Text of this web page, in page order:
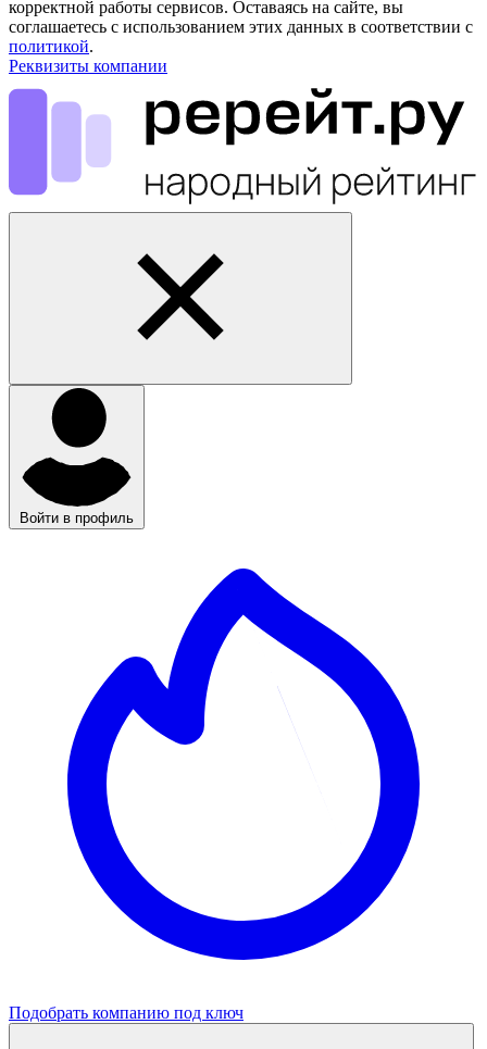
корректной работы сервисов. Оставаясь на сайте, вы
соглашаетесь с использованием этих данных в соответствии с
политикой.
Реквизиты компании
Войти в профиль
Подобрать компанию под ключ